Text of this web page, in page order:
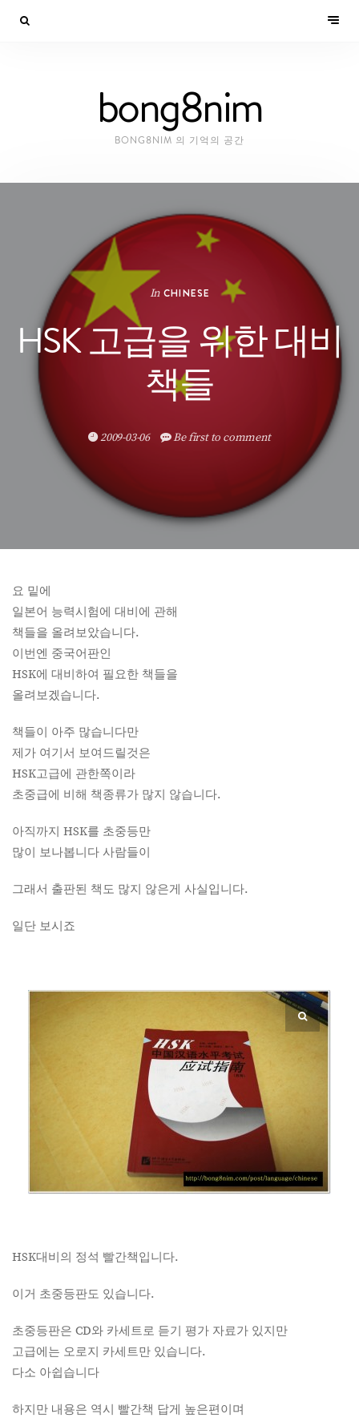
bong8nim
BONG8NIM 의 기억의 공간
In CHINESE
HSK 고급을 위한 대비
책들
2009-03-06 Be first to comment
요 밑에
일본어 능력시험에 대비에 관해
책들을 올려보았습니다.
이번엔 중국어판인
HSK에 대비하여 필요한 책들을
올려보겠습니다.
책들이 아주 많습니다만
제가 여기서 보여드릴것은
HSK고급에 관한쪽이라
초중급에 비해 책종류가 많지 않습니다.
아직까지 HSK를 초중등만
많이 보나봅니다 사람들이
그래서 출판된 책도 많지 않은게 사실입니다.
일단 보시죠
HSK대비의 정석 빨간책입니다.
이거 초중등판도 있습니다.
초중등판은 CD와 카세트로 듣기 평가 자료가 있지만
고급에는 오로지 카세트만 있습니다.
다소 아쉽습니다
하지만 내용은 역시 빨간책 답게 높은편이며